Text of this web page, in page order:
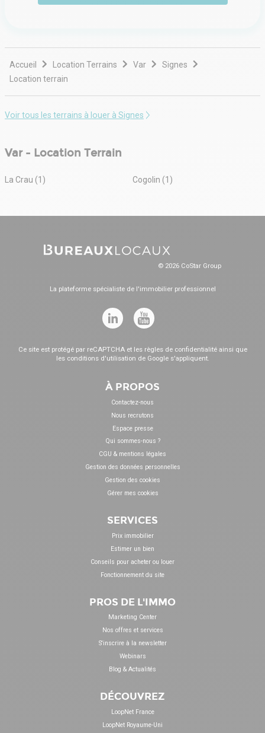
réseau.
locaux mixtes, investissements locatifs, locaux
industriels...
Accueil Location Terrains Var
Signes
Location terrain
Voir tous les terrains à louer à Signes
Var - Location Terrain
La Crau (1) Cogolin (1)
© 2026 CoStar Group
La plateforme spécialiste de l'immobilier professionnel
Ce site est protégé par reCAPTCHA et les règles de confidentialitéainsi que
les conditions d'utilisation de Google s'appliquent.
À PROPOS
Contactez-nous
Nous recrutons
Espace presse
Qui sommes-nous ?
CGU & mentions légales
Gestion des données personnelles
Gestion des cookies
Gérer mes cookies
SERVICES
Prix immobilier
Estimer un bien
Conseils pour acheter ou louer
Fonctionnement du site
PROS DE L'IMMO
Marketing Center
Nos offres et services
S'inscrire à la newsletter
Webinars
Blog & Actualités
DÉCOUVREZ
LoopNet France
LoopNet Royaume-Uni